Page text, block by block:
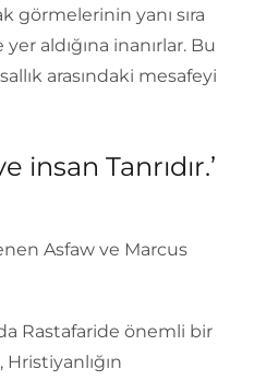
görmelerinin yanı sıra
aldığına inanırlar. Bu
arasındaki mesafeyi
insan Tanrıdır.’
Asfaw ve Marcus
da Rastafaride önemli bir